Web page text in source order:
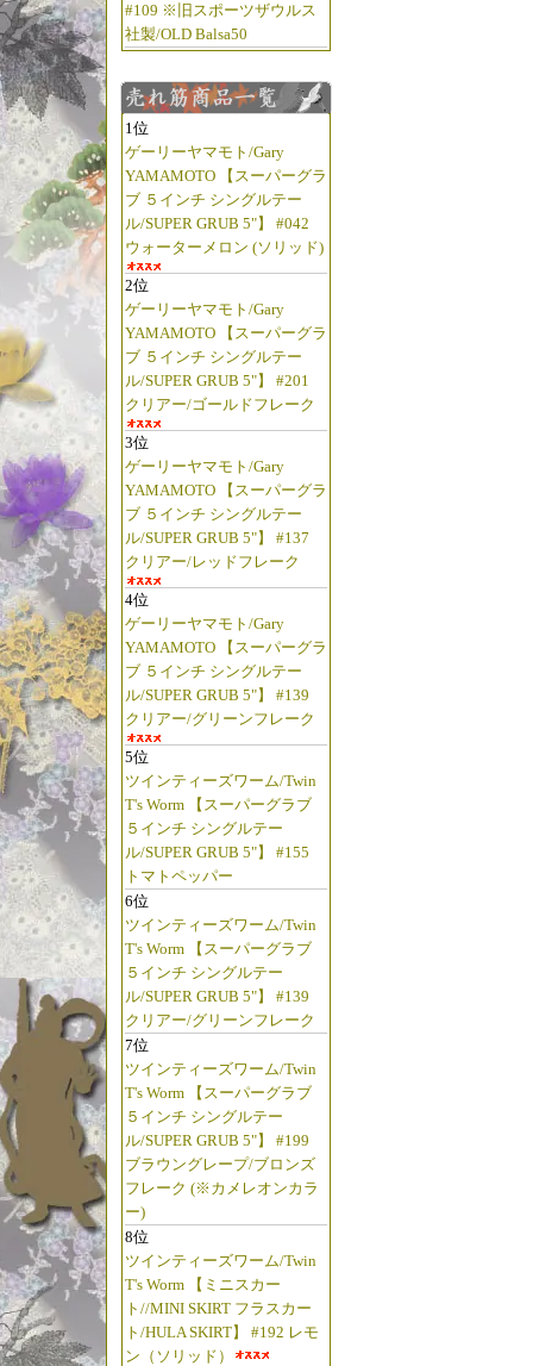
#109 ※旧スポーツザウルス
社製/OLD Balsa50
1位
ゲーリーヤマモト/Gary
YAMAMOTO 【スーパーグラ
ブ ５インチ シングルテー
ル/SUPER GRUB 5"】 #042
ウォーターメロン (ソリッド)
2位
ゲーリーヤマモト/Gary
YAMAMOTO 【スーパーグラ
ブ ５インチ シングルテー
ル/SUPER GRUB 5"】 #201
クリアー/ゴールドフレーク
3位
ゲーリーヤマモト/Gary
YAMAMOTO 【スーパーグラ
ブ ５インチ シングルテー
ル/SUPER GRUB 5"】 #137
クリアー/レッドフレーク
4位
ゲーリーヤマモト/Gary
YAMAMOTO 【スーパーグラ
ブ ５インチ シングルテー
ル/SUPER GRUB 5"】 #139
クリアー/グリーンフレーク
5位
ツインティーズワーム/Twin
T's Worm 【スーパーグラブ
５インチ シングルテー
ル/SUPER GRUB 5"】 #155
トマトペッパー
6位
ツインティーズワーム/Twin
T's Worm 【スーパーグラブ
５インチ シングルテー
ル/SUPER GRUB 5"】 #139
クリアー/グリーンフレーク
7位
ツインティーズワーム/Twin
T's Worm 【スーパーグラブ
５インチ シングルテー
ル/SUPER GRUB 5"】 #199
ブラウングレープ/ブロンズ
フレーク (※カメレオンカラ
ー)
8位
ツインティーズワーム/Twin
T's Worm 【ミニスカー
ト//MINI SKIRT フラスカー
ト/HULA SKIRT】 #192 レモ
ン（ソリッド）